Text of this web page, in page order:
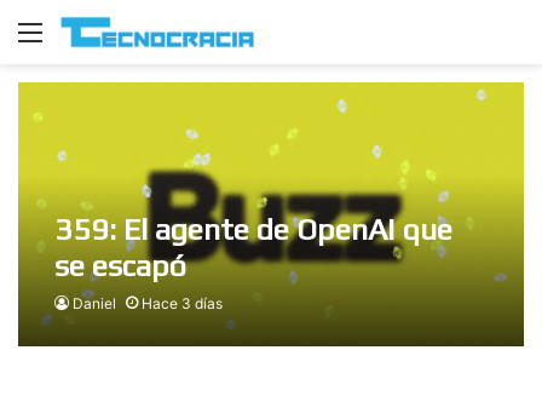
Menú
359: El agente de OpenAI que
se escapó
Daniel Hace 3 días